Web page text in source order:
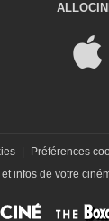
Préférences
infos de votre